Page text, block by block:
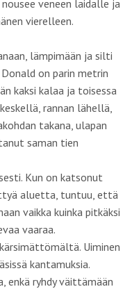
Kun on katsonut
aluetta, tuntuu, että
vaikka kuinka pitkäksi
vaaraa.
Uiminen
kantamuksia.
enkä ryhdy väittämään
aallokossa
jonkun aallon
osaltani
Donaldista ja etenen
”Nyt.”
nousemme
mukana. Donald